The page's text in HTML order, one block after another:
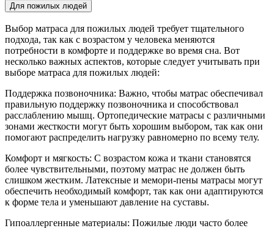
Для пожилых людей
Выбор матраса для пожилых людей требует тщательного
подхода, так как с возрастом у человека меняются
потребности в комфорте и поддержке во время сна. Вот
несколько важных аспектов, которые следует учитывать при
выборе матраса для пожилых людей:
Поддержка позвоночника: Важно, чтобы матрас обеспечивал
правильную поддержку позвоночника и способствовал
расслаблению мышц. Ортопедические матрасы с различными
зонами жесткости могут быть хорошим выбором, так как они
помогают распределить нагрузку равномерно по всему телу.
Комфорт и мягкость: С возрастом кожа и ткани становятся
более чувствительными, поэтому матрас не должен быть
слишком жестким. Латексные и мемори-пены матрасы могут
обеспечить необходимый комфорт, так как они адаптируются
к форме тела и уменьшают давление на суставы.
Гипоаллергенные материалы: Пожилые люди часто более